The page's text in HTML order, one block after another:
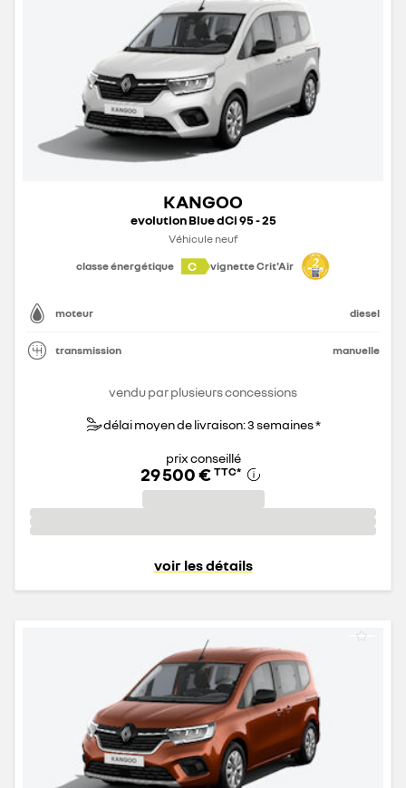
KANGOO
evolution Blue dCi 95 - 25
Véhicule neuf
classe énergétique
C vignette Crit'Air
moteur diesel
transmission manuelle
vendu par plusieurs concessions
délai moyen de livraison: 3 semaines *
prix conseillé
29 500 € TTC*
voir les détails